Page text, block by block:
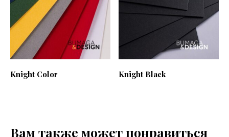
Knight Color Knight Black
Вам также может понравиться